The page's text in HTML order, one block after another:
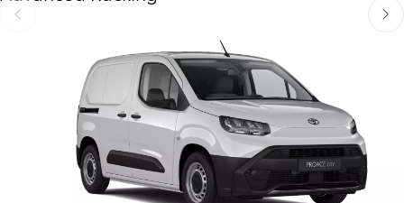
Προηγούμενο